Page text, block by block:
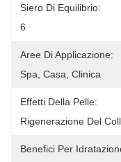
Siero Di Equilibrio:
6
Aree Di Applicazione:
Spa, Casa, Clinica
Effetti Della Pelle:
Rigenerazione Del
Benefici Per